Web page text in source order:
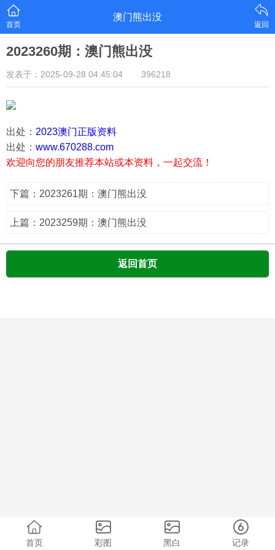
首页
澳门熊出没
返回
2023260期：澳门熊出没
发表于：2025-09-28 04:45:04 396218
出处： 2023澳门正版资料
出处： www.670288.com
欢迎向您的朋友推荐本站或本资料，一起交流！
下篇：2023261期：澳门熊出没
上篇：2023259期：澳门熊出没
返回首页
首页 彩图 黑白 记录